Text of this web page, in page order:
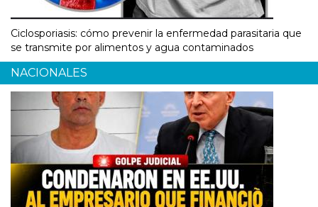
Ciclosporiasis: cómo prevenir la enfermedad parasitaria que
se transmite por alimentos y agua contaminados
NACIONALES